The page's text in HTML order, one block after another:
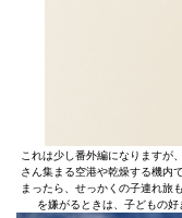
これは少し番外編になりますが
さん集まる空港や乾燥する機内
まったら、せっかくの子連れ旅
を嫌がるときは、子どもの